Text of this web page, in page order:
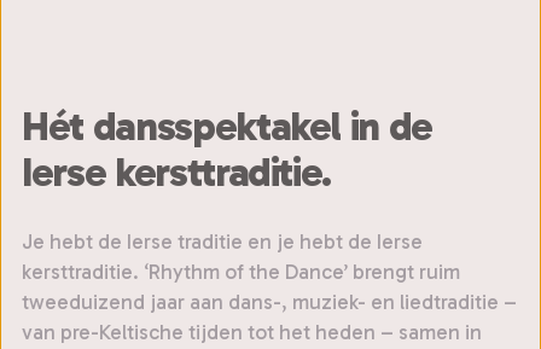
Hét dansspektakel in de
Ierse kersttraditie.
Je hebt de Ierse traditie en je hebt de Ierse
kersttraditie. ‘Rhythm of the Dance’ brengt ruim
tweeduizend jaar aan dans-, muziek- en liedtraditie –
van pre-Keltische tijden tot het heden – samen in